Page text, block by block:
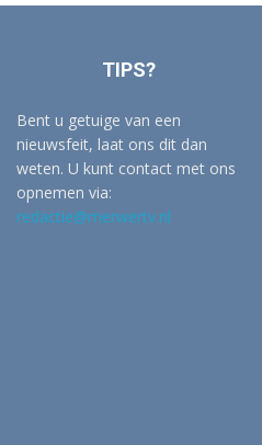
TIPS?
Bent u getuige van een
nieuwsfeit, laat ons dit dan
weten. U kunt contact met ons
opnemen via:
redactie@merwertv.nl